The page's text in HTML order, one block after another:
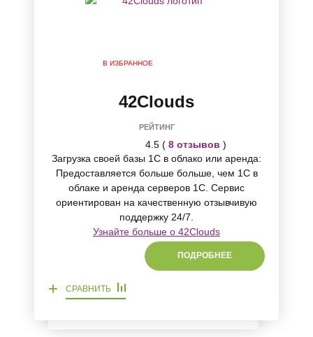
В ИЗБРАННОЕ
42Clouds
РЕЙТИНГ
4.5 ( 8 отзывов )
Загрузка своей базы 1С в облако или аренда:
Предоставляется больше больше, чем 1С в
облаке и аренда серверов 1С. Сервис
ориентирован на качественную отзывчивую
поддержку 24/7.
Узнайте больше о 42Clouds
ПОДРОБНЕЕ
+ СРАВНИТЬ